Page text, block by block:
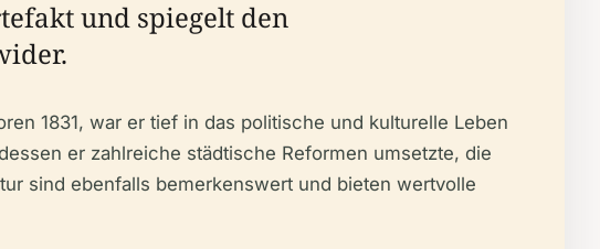
und spiegelt den
1831, war er tief in das politische und kulturelle Leben
er zahlreiche städtische Reformen umsetzte, die
sind ebenfalls bemerkenswert und bieten wertvolle